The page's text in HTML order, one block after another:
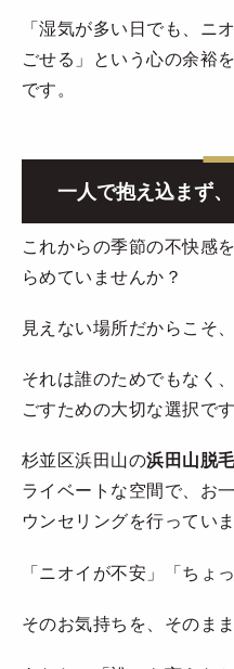
「湿気が多い日でも、ニ
ごせる」という心の余裕
です。
一人で抱え込まず
これからの季節の不快感
らめていませんか？
見えない場所だからこそ
それは誰のためでもなく
ごすための大切な選択です
杉並区浜田山の浜田山脱
ライベートな空間で、お
ウンセリングを行っていま
「ニオイが不安」「ちょ
そのお気持ちを、そのま